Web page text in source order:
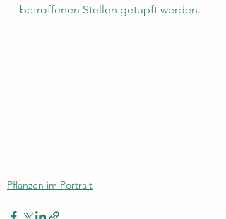
betroffenen Stellen getupft werden.
Pflanzen im Portrait